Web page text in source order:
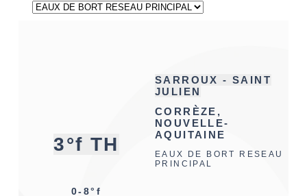
3°f TH
0-8°f
SARROUX - SAINT
JULIEN
CORRÈZE,
NOUVELLE-
AQUITAINE
EAUX DE BORT RESEAU
PRINCIPAL